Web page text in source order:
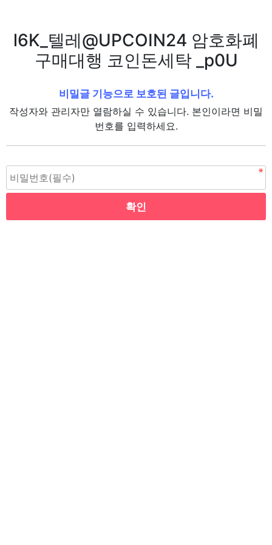
l6K_텔레@UPCOIN24 암호화폐
구매대행 코인돈세탁 _p0U
비밀글 기능으로 보호된 글입니다.
작성자와 관리자만 열람하실 수 있습니다. 본인이라면 비밀
번호를 입력하세요.